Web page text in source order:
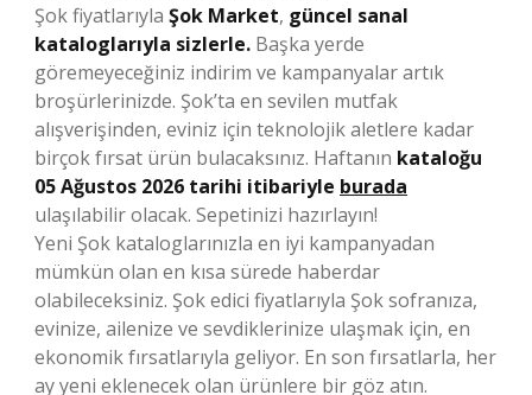
Şok fiyatlarıyla Şok Market, güncel sanal
kataloglarıyla sizlerle. Başka yerde
göremeyeceğiniz indirim ve kampanyalar artık
broşürlerinizde. Şok’ta en sevilen mutfak
alışverişinden, eviniz için teknolojik aletlere kadar
birçok fırsat ürün bulacaksınız. Haftanın kataloğu
05 Ağustos 2026 tarihi itibariyle burada
ulaşılabilir olacak. Sepetinizi hazırlayın!
Yeni Şok kataloglarınızla en iyi kampanyadan
mümkün olan en kısa sürede haberdar
olabileceksiniz. Şok edici fiyatlarıyla Şok sofranıza,
evinize, ailenize ve sevdiklerinize ulaşmak için, en
ekonomik fırsatlarıyla geliyor. En son fırsatlarla, her
ay yeni eklenecek olan ürünlere bir göz atın.